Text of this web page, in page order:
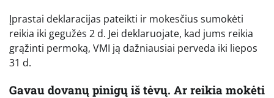
Įprastai deklaracijas pateikti ir mokesčius sumokėti
reikia iki gegužės 2 d. Jei deklaruojate, kad jums reikia
grąžinti permoką, VMI ją dažniausiai perveda iki liepos
31 d.
Gavau dovanų pinigų iš tėvų. Ar reikia mokėti